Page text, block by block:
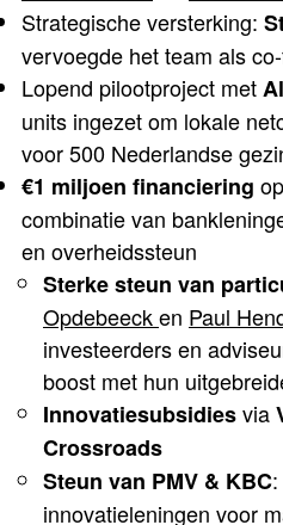
Strategische versterking:
vervoegde het team als
Lopend pilootproject met
units ingezet om lokale
voor 500 Nederlandse
€1 miljoen financiering
combinatie van
en overheidssteun
Sterke steun van
Opdebeecken Paul
investeerders en
boost met hun
Innovatiesubsidiesvia
Crossroads
Steun van PMV & KBC
innovatieleningen voor